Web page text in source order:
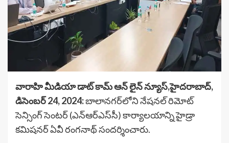
వారాహి మీడియా డాట్ కామ్ ఆన్ లైన్ న్యూస్,హైదరాబాద్,
డిసెంబర్ 24, 2024:బాలానగర్‌లోని నేషనల్ రిమోట్
సెన్సింగ్ సెంటర్ (ఎన్‌ఆర్‌ఎస్‌సీ) కార్యాలయాన్ని హైడ్రా
కమిషనర్ ఏవీ రంగనాథ్ సందర్శించారు.